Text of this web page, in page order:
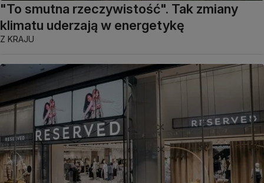
"To smutna rzeczywistość". Tak zmiany
klimatu uderzają w energetykę
Z KRAJU